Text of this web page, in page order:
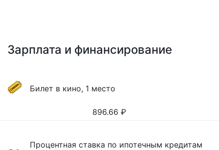
Зарплата и финансирование
Билет в кино, 1 место
896.66 ₽
Процентная ставка по ипотечным кредитам